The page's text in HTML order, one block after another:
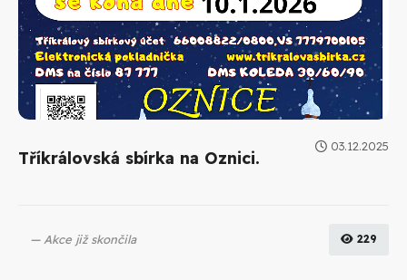
03.12.2025
Tříkrálovská sbírka na Oznici.
Akce již skončila 229